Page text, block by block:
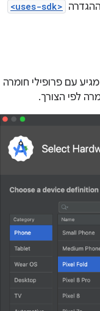
<uses-sdk>
עם פרופילי חומרה